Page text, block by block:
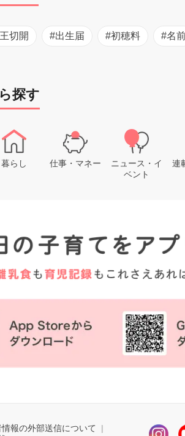
切開 #出生届 #初穂料 #名
探す
暮らし 仕事・マネー
ニュース・イ
ベント
連
報の外部送信について